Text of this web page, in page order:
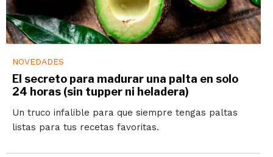
NOVEDADES
El secreto para madurar una palta en solo
24 horas (sin tupper ni heladera)
Un truco infalible para que siempre tengas paltas
listas para tus recetas favoritas.